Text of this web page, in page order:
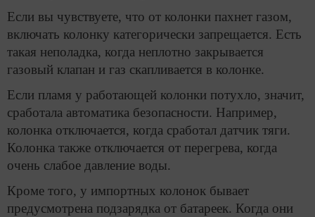
Если вы чувствуете, что от колонки пахнет газом,
включать колонку категорически запрещается. Есть
такая неполадка, когда неплотно закрывается
газовый клапан и газ скапливается в колонке.
Если пламя у работающей колонки потухло, значит,
сработала автоматика безопасности. Например,
колонка отключается, когда сработал датчик тяги.
Колонка также отключается от перегрева, когда
очень слабое давление воды.
Кроме того, у импортных колонок бывает
предусмотрена подзарядка от батареек. Когда они